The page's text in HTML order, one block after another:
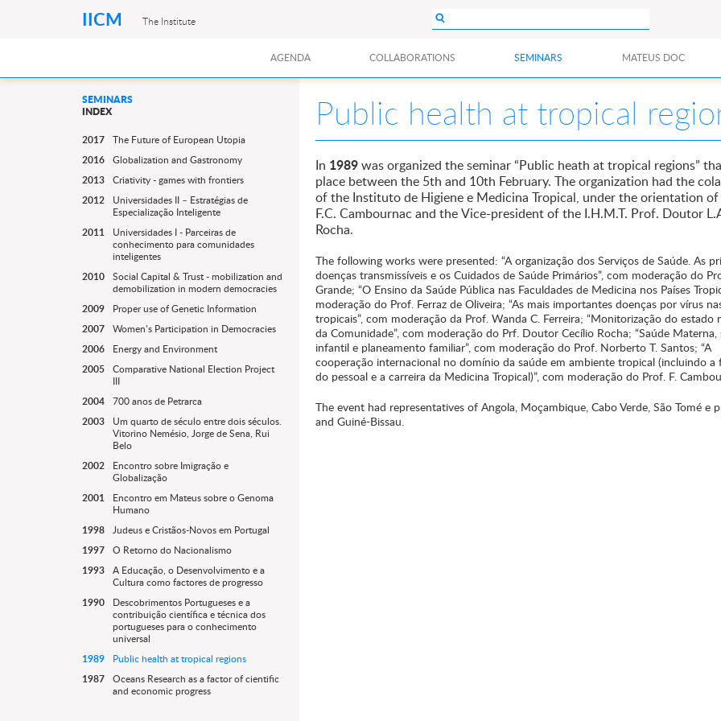
IICM The Institute
AGENDA COLLABORATIONS SEMINARS MATEUS DOC
Public health at tropical
In 1989was organized the seminar “Public heath at tropical regions”
place between the 5th and 10th February. The organization had the
of the Instituto de Higiene e Medicina Tropical, under the orientation
F.C. Cambournac and the Vice-president of the I.H.M.T. Prof. Doutor
Rocha.
The following works were presented: “A organização dos Serviços de Saúde. As
doenças transmissíveis e os Cuidados de Saúde Primários”, com moderação do
Grande; “O Ensino da Saúde Pública nas Faculdades de Medicina nos Países
moderação do Prof. Ferraz de Oliveira; “As mais importantes doenças por vírus
tropicais”, com moderação da Prof. Wanda C. Ferreira; “Monitorização do estado
da Comunidade”, com moderação do Prf. Doutor Cecílio Rocha; “Saúde Materna,
infantil e planeamento familiar”, com moderação do Prof. Norberto T. Santos; “A
cooperação internacional no domínio da saúde em ambiente tropical (incluindo a
do pessoal e a carreira da Medicina Tropical)”, com moderação do Prof. F.
The event had representatives of Angola, Moçambique, Cabo Verde, São Tomé e
and Guiné-Bissau.
SEMINARS
INDEX
2017 The Future of European Utopia
2016 Globalization and Gastronomy
2013 Criativity - games with frontiers
2012
Universidades II – Estratégias de
Especialização Inteligente
2011
Universidades I - Parceiras de
conhecimento para comunidades
inteligentes
2010 Social Capital & Trust - mobilization and
demobilization in modern democracies
2009
Proper use of Genetic Information
2007 Women’s Participation in Democracies
2006
Energy and Environment
2005 Comparative National Election Project
III
2004 700 anos de Petrarca
2003
Um quarto de século entre dois séculos.
Vitorino Nemésio, Jorge de Sena, Rui
Belo
2002
Encontro sobre Imigração e
Globalização
2001
Encontro em Mateus sobre o Genoma
Humano
1998 Judeus e Cristãos-Novos em Portugal
1997 O Retorno do Nacionalismo
1993 A Educação, o Desenvolvimento e a
Cultura como factores de progresso
1990
Descobrimentos Portugueses e a
contribuição científica e técnica dos
portugueses para o conhecimento
universal
1989
Public health at tropical regions
1987 Oceans Research as a factor of cientific
and economic progress